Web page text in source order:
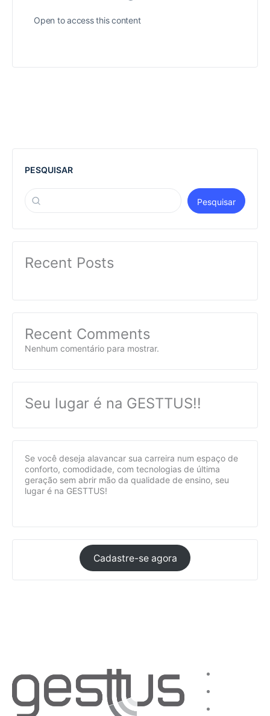
Open to access this content
PESQUISAR
Pesquisar
Recent Posts
Recent Comments
Nenhum comentário para mostrar.
Seu lugar é na GESTTUS!!
Se você deseja alavancar sua carreira num espaço de
conforto, comodidade, com tecnologias de última
geração sem abrir mão da qualidade de ensino, seu
lugar é na GESTTUS!​
Cadastre-se agora